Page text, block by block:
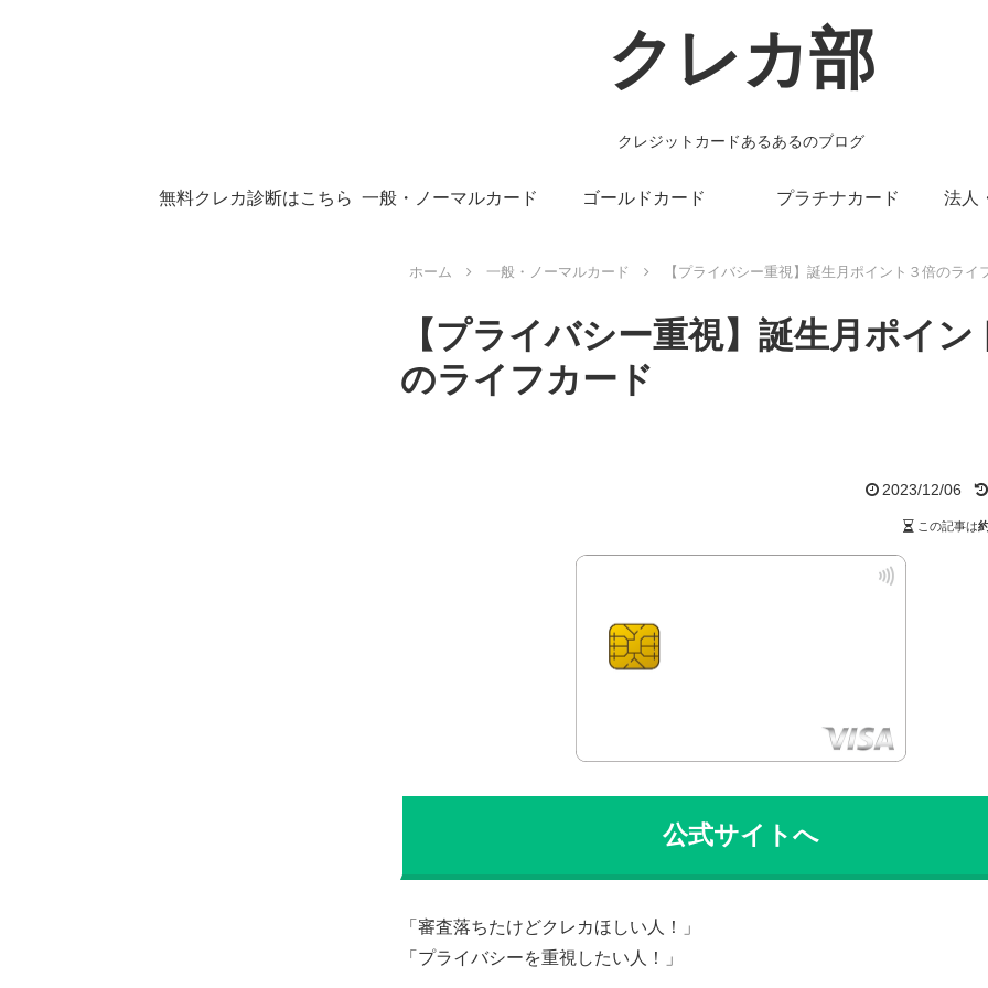
クレカ部
クレジットカードあるあるのブログ
無料クレカ診断はこちら 一般・ノーマルカード ゴールドカード プラチナカード 法人
ホーム 一般・ノーマルカード 【プライバシー重視】誕生月ポイント３倍のライ
【プライバシー重視】誕生月ポイン
のライフカード
2023/12/06
この記事は
公式サイトへ
「審査落ちたけどクレカほしい人！」
「プライバシーを重視したい人！」